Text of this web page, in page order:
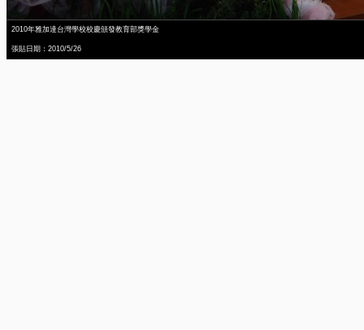
2010年雅加達台灣學校校慶頒發教育部獎學金
張貼日期：2010/5/26